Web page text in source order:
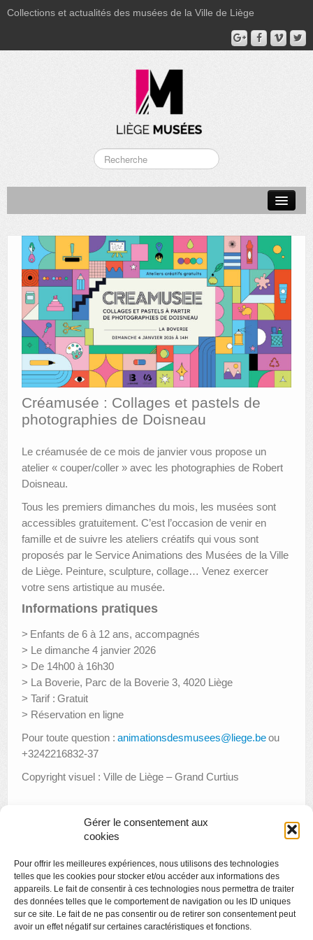
Gérer le consentement aux
cookies
Pour offrir les meilleures expériences, nous utilisons des technologies
telles que les cookies pour stocker et/ou accéder aux informations des
appareils. Le fait de consentir à ces technologies nous permettra de traiter
des données telles que le comportement de navigation ou les ID uniques
sur ce site. Le fait de ne pas consentir ou de retirer son consentement peut
avoir un effet négatif sur certaines caractéristiques et fonctions.
Collections et actualités des musées de la Ville de Liège
MUSÉE GRÉTRY
MUSÉE DU LUMINAIRE
FONDS PATRIMONIAUX
AUTRES LIEUX
ANIMATIONS DES MUSÉES
PUBLICATIONS
LES APPELS À PROJETS
LE PORTAIL DES COLLECTIONS
Créamusée : Collages et pastels de
photographies de Doisneau
Le créamusée de ce mois de janvier vous propose un
atelier « couper/coller » avec les photographies de Robert
Doisneau.
Tous les premiers dimanches du mois, les musées sont
accessibles gratuitement. C’est l’occasion de venir en
famille et de suivre les ateliers créatifs qui vous sont
proposés par le Service Animations des Musées de la Ville
de Liège. Peinture, sculpture, collage… Venez exercer
votre sens artistique au musée.
Informations pratiques
> Enfants de 6 à 12 ans, accompagnés
> Le dimanche 4 janvier 2026
> De 14h00 à 16h30
> La Boverie, Parc de la Boverie 3, 4020 Liège
> Tarif : Gratuit
> Réservation en ligne
Pour toute question : animationsdesmusees@liege.beou
+3242216832-37
Copyright visuel : Ville de Liège – Grand Curtius
Récital de Anton Niculescu : Suites pour violoncelle seul de
Expo « Sur les murs Vol. III » par Le Musée Hors les Murs
Copyright